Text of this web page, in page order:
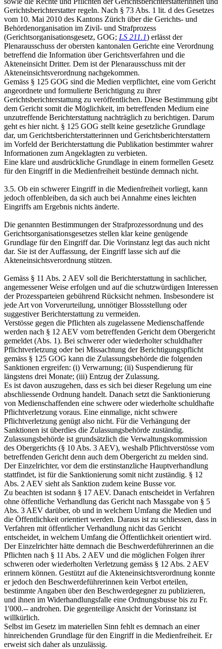
Gerichtsberichterstatter regeln. Nach § 73 Abs. 1 lit. d des Gesetzes
vom 10. Mai 2010 des Kantons Zürich über die Gerichts- und
Behördenorganisation im Zivil- und Strafprozess
(Gerichtsorganisationsgesetz, GOG; LS 211.1) erlässt der
Plenarausschuss der obersten kantonalen Gerichte eine Verordnung
betreffend die Information über Gerichtsverfahren und die
Akteneinsicht Dritter. Dem ist der Plenarausschuss mit der
Akteneinsichtsverordnung nachgekommen.
Gemäss § 125 GOG sind die Medien verpflichtet, eine vom Gericht
angeordnete und formulierte Berichtigung zu ihrer
Gerichtsberichterstattung zu veröffentlichen. Diese Bestimmung gibt
dem Gericht somit die Möglichkeit, im betreffenden Medium eine
unzutreffende Berichterstattung nachträglich zu berichtigen. Darum
geht es hier nicht. § 125 GOG stellt keine gesetzliche Grundlage
dar, um Gerichtsberichterstatterinnen und Gerichtsberichterstattern
im Vorfeld der Berichterstattung die Publikation bestimmter wahrer
Informationen zum Angeklagten zu verbieten.
Eine klare und ausdrückliche Grundlage in einem formellen Gesetz
für den Eingriff in die Medienfreiheit bestünde demnach nicht.
3.5. Ob ein schwerer Eingriff in die Medienfreiheit vorliegt, kann
jedoch offenbleiben, da sich auch bei Annahme eines leichten
Eingriffs am Ergebnis nichts änderte.
Die genannten Bestimmungen der Strafprozessordnung und des
Gerichtsorganisationsgesetzes stellen klar keine genügende
Grundlage für den Eingriff dar. Die Vorinstanz legt das auch nicht
dar. Sie ist der Auffassung, der Eingriff lasse sich auf die
Akteneinsichtsverordnung stützen.
Gemäss § 11 Abs. 2 AEV soll die Berichterstattung in sachlicher,
angemessener Weise erfolgen und auf die schutzwürdigen Interessen
der Prozessparteien gebührend Rücksicht nehmen. Insbesondere ist
jede Art von Vorverurteilung, unnötiger Blossstellung oder
suggestiver Berichterstattung zu vermeiden.
Verstösse gegen die Pflichten als zugelassene Medienschaffende
werden nach § 12 AEV vom betreffenden Gericht dem Obergericht
gemeldet (Abs. 1). Bei schwerer oder wiederholter schuldhafter
Pflichtverletzung oder bei Missachtung der Berichtigungspflicht
gemäss § 125 GOG kann die Zulassungsbehörde die folgenden
Sanktionen ergreifen: (i) Verwarnung; (ii) Suspendierung für
längstens drei Monate; (iii) Entzug der Zulassung.
Es ist davon auszugehen, dass es sich bei dieser Regelung um eine
abschliessende Ordnung handelt. Danach setzt die Sanktionierung
von Medienschaffenden eine schwere oder wiederholte schuldhafte
Pflichtverletzung voraus. Eine einmalige, nicht schwere
Pflichtverletzung genügt also nicht. Für die Verhängung der
Sanktionen ist überdies die Zulassungsbehörde zuständig.
Zulassungsbehörde ist grundsätzlich die Verwaltungskommission
des Obergerichts (§ 10 Abs. 3 AEV), weshalb Pflichtverstösse vom
betreffenden Gericht denn auch dem Obergericht zu melden sind.
Der Einzelrichter, vor dem die erstinstanzliche Hauptverhandlung
stattfindet, ist für die Sanktionierung somit nicht zuständig. § 12
Abs. 2 AEV sieht als Sanktion zudem keine Busse vor.
Zu beachten ist sodann § 17 AEV. Danach entscheidet in Verfahren
ohne öffentliche Verhandlung das Gericht nach Massgabe von § 5
Abs. 3 AEV darüber, ob und in welchem Umfang die Medien und
die Öffentlichkeit orientiert werden. Daraus ist zu schliessen, dass in
Verfahren mit öffentlicher Verhandlung nicht das Gericht
entscheidet, in welchem Umfang die Öffentlichkeit orientiert wird.
Der Einzelrichter hätte demnach die Beschwerdeführerinnen an die
Pflichten nach § 11 Abs. 2 AEV und die möglichen Folgen ihrer
schweren oder wiederholten Verletzung gemäss § 12 Abs. 2 AEV
erinnern können. Gestützt auf die Akteneinsichtsverordnung konnte
er jedoch den Beschwerdeführerinnen kein Verbot erteilen,
bestimmte Angaben über den Beschwerdegegner zu publizieren,
und ihnen im Widerhandlungsfalle eine Ordnungsbusse bis zu Fr.
1'000.-- androhen. Die gegenteilige Ansicht der Vorinstanz ist
willkürlich.
Selbst im Gesetz im materiellen Sinn fehlt es demnach an einer
hinreichenden Grundlage für den Eingriff in die Medienfreiheit. Er
erweist sich daher als unzulässig.